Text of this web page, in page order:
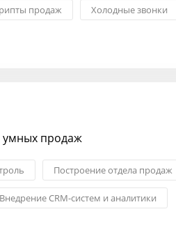
продаж Холодные звонки
умных продаж
Построение отдела продаж
Внедрение CRM-систем и аналитики